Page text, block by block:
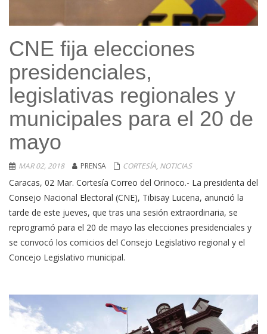
CNE fija elecciones
presidenciales,
legislativas regionales y
municipales para el 20 de
mayo
MAR 02, 2018 PRENSA CORTESÍA, NOTICIAS
Caracas, 02 Mar. Cortesía Correo del Orinoco.- La presidenta del
Consejo Nacional Electoral (CNE), Tibisay Lucena, anunció la
tarde de este jueves, que tras una sesión extraordinaria, se
reprogramó para el 20 de mayo las elecciones presidenciales y
se convocó los comicios del Consejo Legislativo regional y el
Concejo Legislativo municipal.